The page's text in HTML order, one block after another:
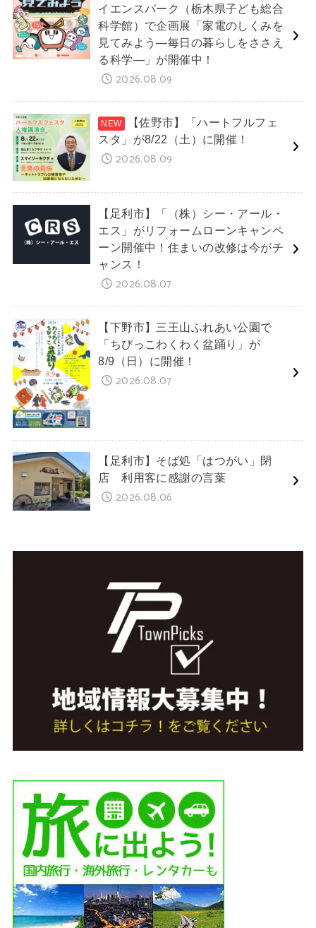
イエンスパーク（栃木県子ども総合
科学館）で企画展「家電のしくみを
見てみよう―毎日の暮らしをささえ
る科学―」が開催中！
2026.08.09
【佐野市】「ハートフルフェ
スタ」が8/22（土）に開催！
2026.08.09
【足利市】「（株）シー・アール・
エス」がリフォームローンキャンペ
ーン開催中！住まいの改修は今がチ
ャンス！
2026.08.07
【下野市】三王山ふれあい公園で
「ちびっこわくわく盆踊り」が
8/9（日）に開催！
2026.08.07
【足利市】そば処「はつがい」閉
店 利用客に感謝の言葉
2026.08.06